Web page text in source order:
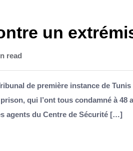
un
read
de première instance de
qui l’ont tous condamné à 48
agents du Centre de Sécurité […]